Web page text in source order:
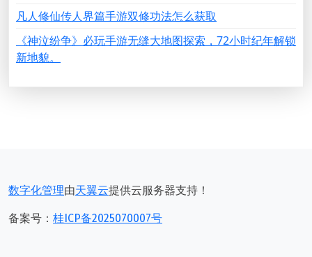
凡人修仙传人界篇手游双修功法怎么获取
《神泣纷争》必玩手游无缝大地图探索，72小时纪年解锁
新地貌。
数字化管理由天翼云提供云服务器支持！
备案号： 桂ICP备2025070007号